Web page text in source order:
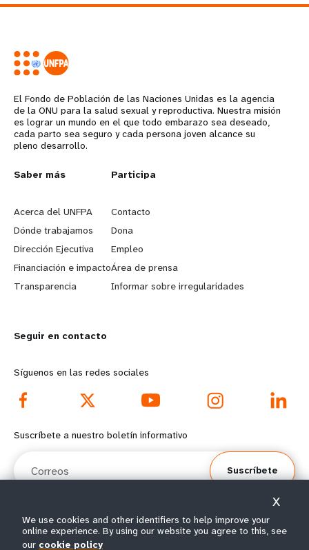
El Fondo de Población de las Naciones Unidas es la agencia
de la ONU para la salud sexual y reproductiva. Nuestra misión
es lograr un mundo en el que todo embarazo sea deseado,
cada parto sea seguro y cada persona joven alcance su
pleno desarrollo.
L
e
a
r
n
o
r
e
f
o
t
e
Saber más
Acerca del UNFPA
Dónde trabajamos
Dirección Ejecutiva
Financiación e impacto
Transparencia
G
o
b
e
y
d
o
t
e
r
Participa
Contacto
Dona
Empleo
Área de prensa
Informar sobre irregularidades
Seguir en contacto
Síguenos en las redes sociales
Suscríbete a nuestro boletín informativo
Suscríbete
© Todos los derechos reservados 2026.
We use cookies and other identifiers to help improve your
online experience. By using our website you agree to this, see
our cookie policy
X